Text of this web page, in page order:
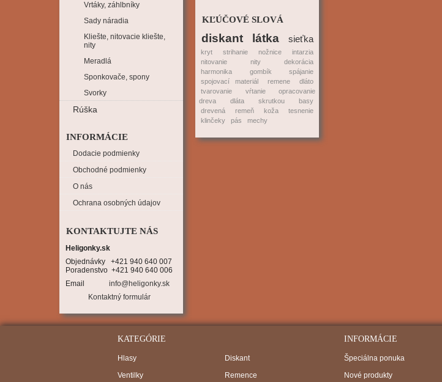
Vrtáky, záhlbníky
Sady náradia
Kliešte, nitovacie kliešte,
nity
Meradlá
Sponkovače, spony
Svorky
Rúška
INFORMÁCIE
Dodacie podmienky
Obchodné podmienky
O nás
Ochrana osobných údajov
KONTAKTUJTE NÁS
Heligonky.sk
Objednávky   +421 940 640 007
Poradenstvo  +421 940 640 006
Email
info@heligonky.sk
Kontaktný formulár
KĽÚČOVÉ SLOVÁ
diskant látka sieťka
kryt strihanie nožnice
intarzia
nitovanie
nity
dekorácia
harmonika
gombík
spájanie
spojovací materiál
remene
dláto
tvarovanie
vŕtanie
opracovanie
dreva
dláta skrutkou
basy
drevená
remeň koža
tesnenie
klinčeky
pás mechy
KATEGÓRIE
Hlasy
Ventilky
Diskant
Remence
INFORMÁCIE
Špeciálna ponuka
Nové produkty